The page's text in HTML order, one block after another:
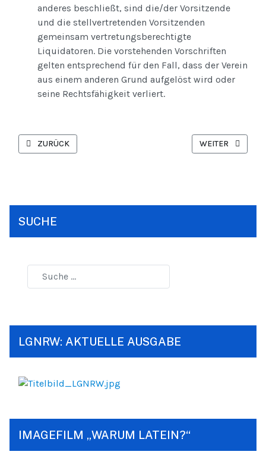
anderes beschließt, sind die/der Vorsitzende
und die stellvertretenden Vorsitzenden
gemeinsam vertretungsberechtigte
Liquidatoren. Die vorstehenden Vorschriften
gelten entsprechend für den Fall, dass der Verein
aus einem anderen Grund aufgelöst wird oder
seine Rechtsfähigkeit verliert.
VORHERIGER BEITRAG: MAIL: MITGLIED WERDEN
ZURÜCK NÄCHSTER
WEITER
SUCHE
LGNRW: AKTUELLE AUSGABE
IMAGEFILM „WARUM LATEIN?“